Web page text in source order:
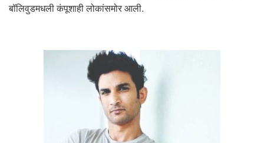
बॉलिवुडमधली कंपूशाही लोकांसमोर आली.